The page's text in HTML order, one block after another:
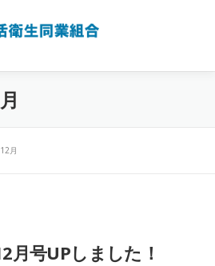
て
12月
月号UPしました！